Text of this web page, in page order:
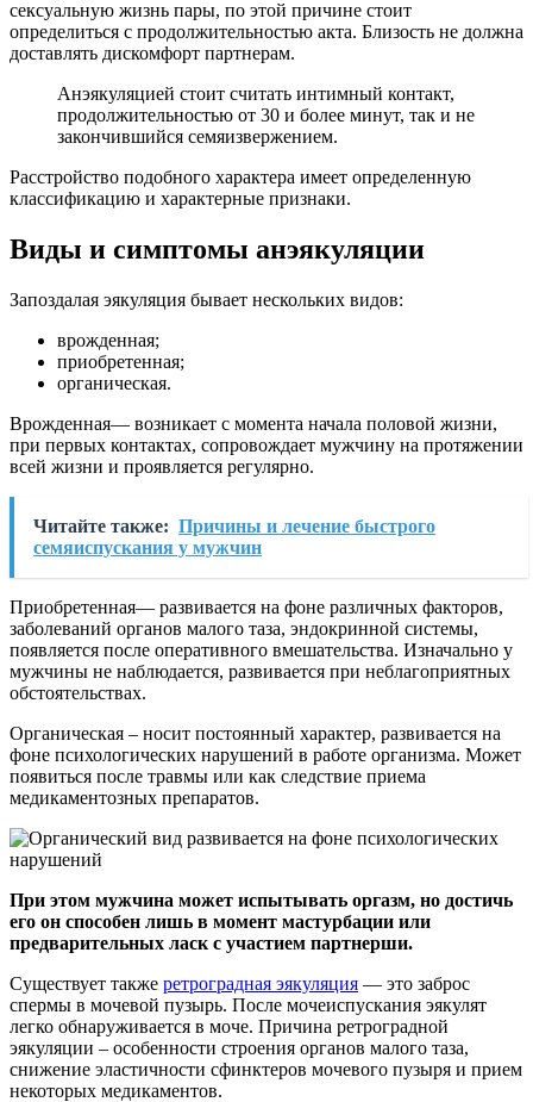
сексуальную жизнь пары, по этой причине стоит
определиться с продолжительностью акта. Близость не должна
доставлять дискомфорт партнерам.
Анэякуляцией стоит считать интимный контакт,
продолжительностью от 30 и более минут, так и не
закончившийся семяизвержением.
Расстройство подобного характера имеет определенную
классификацию и характерные признаки.
Виды и симптомы анэякуляции
Запоздалая эякуляция бывает нескольких видов:
врожденная;
приобретенная;
органическая.
Врожденная— возникает с момента начала половой жизни,
при первых контактах, сопровождает мужчину на протяжении
всей жизни и проявляется регулярно.
Читайте также: Причины и лечение быстрого
семяиспускания у мужчин
Приобретенная— развивается на фоне различных факторов,
заболеваний органов малого таза, эндокринной системы,
появляется после оперативного вмешательства. Изначально у
мужчины не наблюдается, развивается при неблагоприятных
обстоятельствах.
Органическая – носит постоянный характер, развивается на
фоне психологических нарушений в работе организма. Может
появиться после травмы или как следствие приема
медикаментозных препаратов.
При этом мужчина может испытывать оргазм, но достичь
его он способен лишь в момент мастурбации или
предварительных ласк с участием партнерши.
Существует также ретроградная эякуляция — это заброс
спермы в мочевой пузырь. После мочеиспускания эякулят
легко обнаруживается в моче. Причина ретроградной
эякуляции – особенности строения органов малого таза,
снижение эластичности сфинктеров мочевого пузыря и прием
некоторых медикаментов.